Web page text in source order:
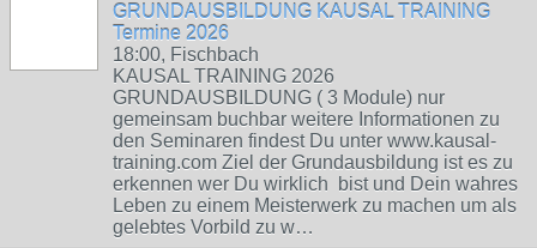
GRUNDAUSBILDUNG KAUSAL TRAINING
Termine 2026
18:00, Fischbach
KAUSAL TRAINING 2026
GRUNDAUSBILDUNG ( 3 Module) nur
gemeinsam buchbar weitere Informationen zu
den Seminaren findest Du unter www.kausal-
training.com Ziel der Grundausbildung ist es zu
erkennen wer Du wirklich bist und Dein wahres
Leben zu einem Meisterwerk zu machen um als
gelebtes Vorbild zu w…